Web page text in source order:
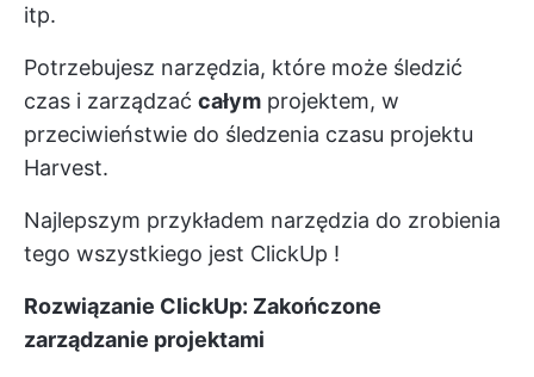
itp.
Potrzebujesz narzędzia, które może śledzić
czas i zarządzać całym projektem, w
przeciwieństwie do śledzenia czasu projektu
Harvest.
Najlepszym przykładem narzędzia do zrobienia
tego wszystkiego jest ClickUp !
Rozwiązanie ClickUp: Zakończone
zarządzanie projektami